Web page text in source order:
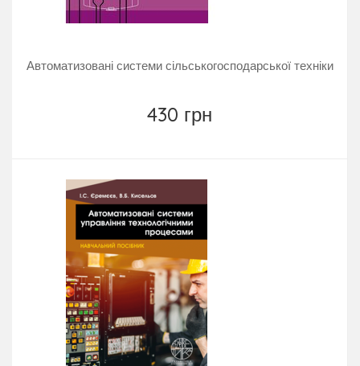
Автоматизовані системи сільськогосподарської техніки
430 грн